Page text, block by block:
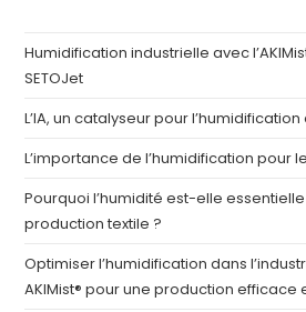
Humidification industrielle avec
SETOJet
L’IA, un catalyseur pour
L’importance de l’humidification pour
Pourquoi l’humidité est-elle
production textile ?
Optimiser l’humidification dans
AKIMist® pour une production efficace